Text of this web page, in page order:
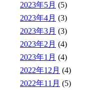
2023年5月 (5)
2023年4月 (3)
2023年3月 (3)
2023年2月 (4)
2023年1月 (4)
2022年12月 (4)
2022年11月 (5)